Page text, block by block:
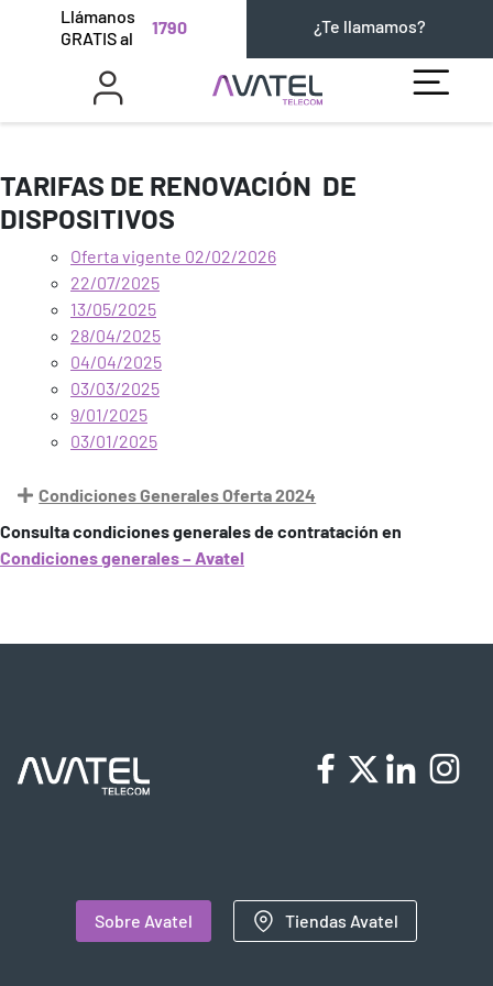
Llámanos
GRATIS al
1790 ¿Te llamamos?
TARIFAS DE RENOVACIÓN DE
DISPOSITIVOS
Oferta vigente 02/02/2026
22/07/2025
13/05/2025
28/04/2025
04/04/2025
03/03/2025
9/01/2025
03/01/2025
Condiciones Generales Oferta 2024
Consulta condiciones generales de contratación en
Condiciones generales – Avatel
Sobre Avatel Tiendas Avatel